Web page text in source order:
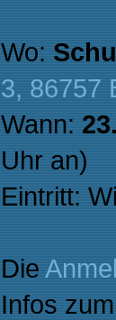
Wo:
3, 86757
Wann:
Uhr an)
Eintritt:
Die
Infos